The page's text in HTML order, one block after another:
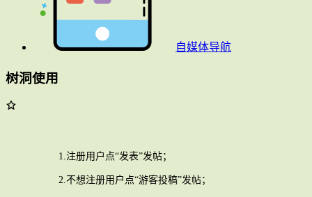
自媒体导航
树洞使用
1.注册用户点“发表”发帖；
2.不想注册用户点“游客投稿”发帖；